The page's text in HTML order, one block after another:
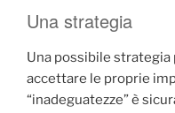
Una strategia
Una possibile strategia
accettare le proprie
“inadeguatezze” è